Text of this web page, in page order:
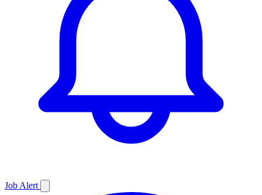
Job Alert